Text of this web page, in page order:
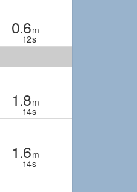
0.6m
12s
1.8m
14s
1.6m
14s